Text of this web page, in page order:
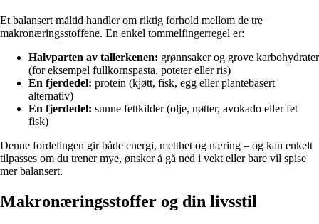
Et balansert måltid handler om riktig forhold mellom de tre
makronæringsstoffene. En enkel tommelfingerregel er:
Halvparten av tallerkenen: grønnsaker og grove karbohydrater
(for eksempel fullkornspasta, poteter eller ris)
En fjerdedel: protein (kjøtt, fisk, egg eller plantebasert
alternativ)
En fjerdedel: sunne fettkilder (olje, nøtter, avokado eller fet
fisk)
Denne fordelingen gir både energi, metthet og næring – og kan enkelt
tilpasses om du trener mye, ønsker å gå ned i vekt eller bare vil spise
mer balansert.
Makronæringsstoffer og din livsstil